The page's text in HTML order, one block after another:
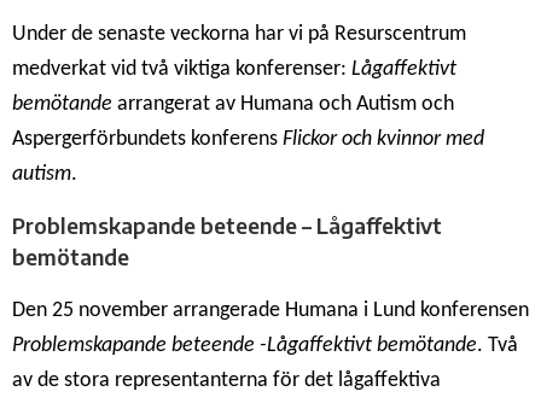
Under de senaste veckorna har vi på Resurscentrum
medverkat vid två viktiga konferenser: Lågaffektivt
bemötande arrangerat av Humana och Autism och
Aspergerförbundets konferens Flickor och kvinnor med
autism.
Problemskapande beteende – Lågaffektivt
bemötande
Den 25 november arrangerade Humana i Lund konferensen
Problemskapande beteende -Lågaffektivt bemötande. Två
av de stora representanterna för det lågaffektiva